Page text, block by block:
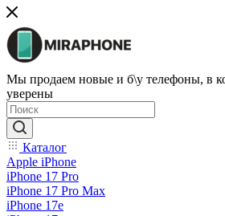
Мы продаем новые и б\у телефоны, в
уверены
Каталог
Apple iPhone
iPhone 17 Pro
iPhone 17 Pro Max
iPhone 17e